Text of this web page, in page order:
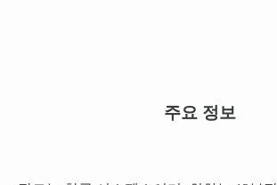
주요 정보